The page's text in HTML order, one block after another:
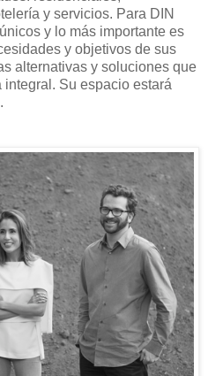
y servicios. Para DIN
y lo más importante es
y objetivos de sus
alternativas y soluciones que
integral. Su espacio estará